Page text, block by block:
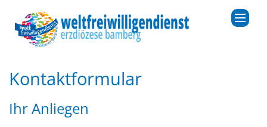
Kontaktformular
Ihr Anliegen